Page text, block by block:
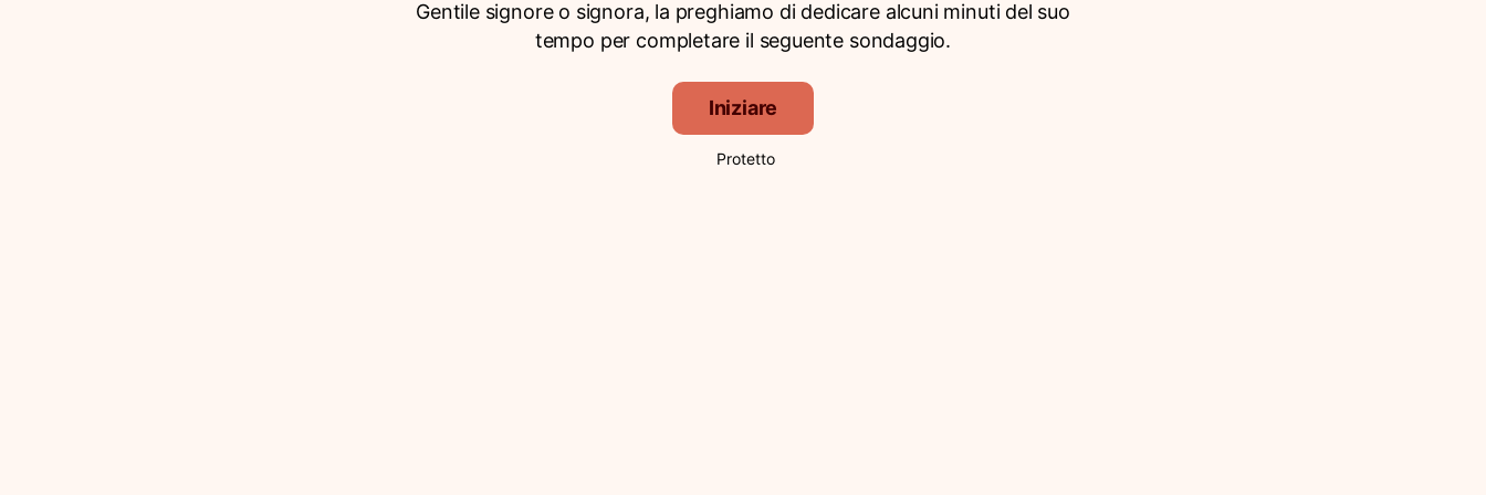
Gentile signore o signora, la preghiamo di dedicare alcuni minuti del suo
tempo per completare il seguente sondaggio.
Iniziare
Protetto